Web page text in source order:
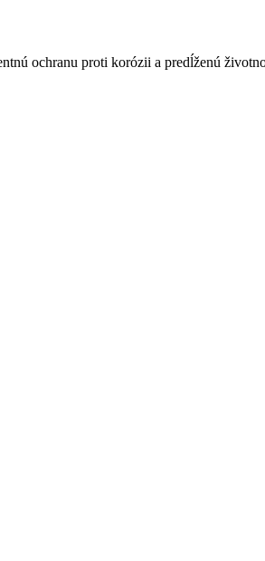
ochranu proti korózii a predĺženú